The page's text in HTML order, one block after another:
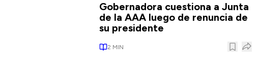
Gobernadora cuestiona a Junta
de la AAA luego de renuncia de
su presidente
2 MIN